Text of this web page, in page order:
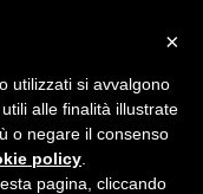
×
utilizzati si avvalgono
alle finalità illustrate
o negare il consenso
policy
pagina, cliccando